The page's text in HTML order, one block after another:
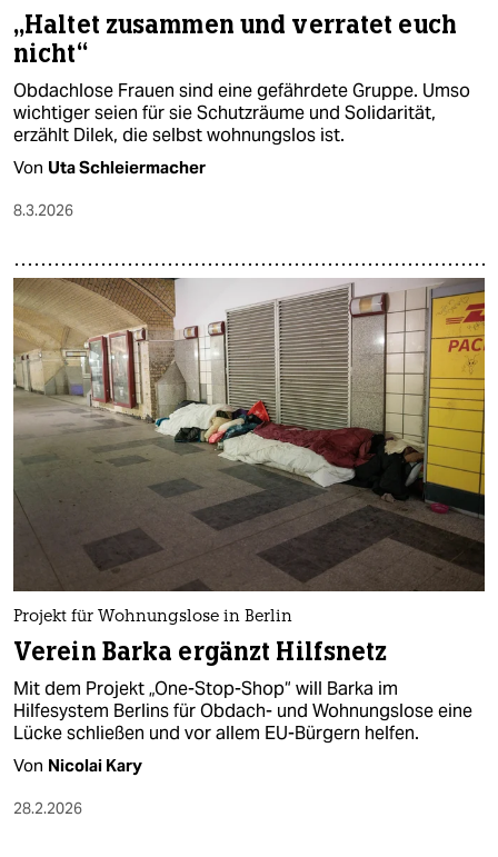
„Haltet zusammen und verratet euch
nicht“
Obdachlose Frauen sind eine gefährdete Gruppe. Umso
wichtiger seien für sie Schutzräume und Solidarität,
erzählt Dilek, die selbst wohnungslos ist.
Von Uta Schleiermacher
8.3.2026
Projekt für Wohnungslose in Berlin
Verein Barka ergänzt Hilfsnetz
Mit dem Projekt „One-Stop-Shop“ will Barka im
Hilfesystem Berlins für Obdach- und Wohnungslose eine
Lücke schließen und vor allem EU-Bürgern helfen.
Von Nicolai Kary
28.2.2026